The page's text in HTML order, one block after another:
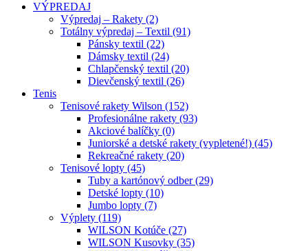
VÝPREDAJ
Výpredaj – Rakety (2)
Totálny výpredaj – Textil (91)
Pánsky textil (22)
Dámsky textil (24)
Chlapčenský textil (20)
Dievčenský textil (26)
Tenis
Tenisové rakety Wilson (152)
Profesionálne rakety (93)
Akciové balíčky (0)
Juniorské a detské rakety (vypletené!) (45)
Rekreačné rakety (20)
Tenisové lopty (45)
Tuby a kartónový odber (29)
Detské lopty (10)
Jumbo lopty (7)
Výplety (119)
WILSON Kotúče (27)
WILSON Kusovky (35)